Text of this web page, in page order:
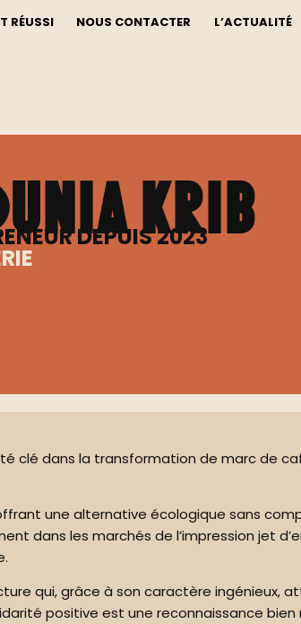
RÉUSSI NOUS CONTACTER L’ACTUALITÉ
Krib
DEPUIS 2023
clé dans la transformation de marc de
une alternative écologique sans
dans les marchés de l’impression jet
qui, grâce à son caractère ingénieux,
positive est une reconnaissance